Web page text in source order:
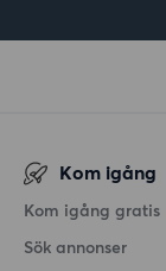
Kom igång
Kom igång gratis
Sök annonser